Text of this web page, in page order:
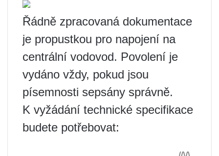
Řádně zpracovaná dokumentace
je propustkou pro napojení na
centrální vodovod. Povolení je
vydáno vždy, pokud jsou
písemnosti sepsány správně.
K vyžádání technické specifikace
budete potřebovat: